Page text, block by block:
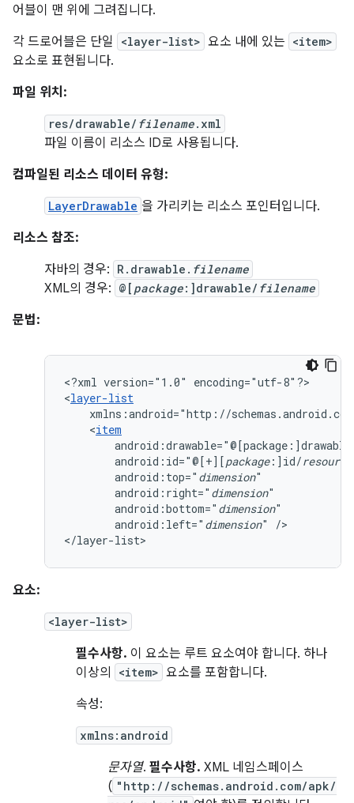
어블이 맨 위에 그려집니다.
각 드로어블은 단일
<layer-list> 요소 내에 있는 <item>
요소로 표현됩니다.
파일 위치:
res/drawable/ filename.xml
파일 이름이 리소스 ID로 사용됩니다.
컴파일된 리소스 데이터 유형:
LayerDrawable 을 가리키는 리소스 포인터입니다.
리소스 참조:
자바의 경우: R.drawable. filename
XML의 경우: @[ package:]drawable/ filename
문법:
<?xml version="1.0"
encoding="utf-8"?>
<layer-list
xmlns:android="http://
<item
android:id="@[+][package:]id/
android:top=" dimension
android:right=" dimension
android:bottom=" dimension
android:left=" dimension"
/>
</layer-list>
요소:
<layer-list>
필수사항. 이 요소는 루트 요소여야 합니다. 하나
이상의
<item> 요소를 포함합니다.
속성:
xmlns:android
문자열. 필수사항. XML 네임스페이스
( "http://schemas.android.com/apk/